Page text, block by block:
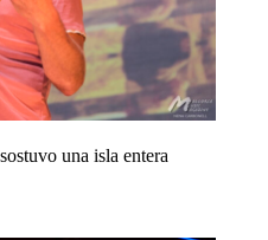
una isla entera